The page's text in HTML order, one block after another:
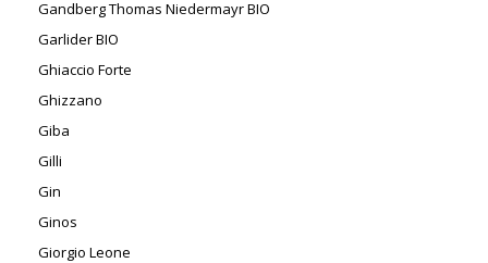
Gandberg Thomas Niedermayr BIO
Garlider BIO
Ghiaccio Forte
Ghizzano
Giba
Gilli
Gin
Ginos
Giorgio Leone